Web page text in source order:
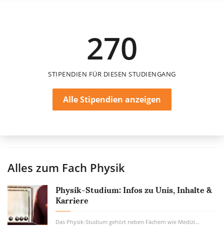
270
STIPENDIEN FÜR DIESEN STUDIENGANG
Alle Stipendien anzeigen
Alles zum Fach Physik
Physik-Studium: Infos zu Unis, Inhalte &
Karriere
Das Physik-Studium gehört neben Fächern wie Medizin, Jura und Biologie mit zu den...